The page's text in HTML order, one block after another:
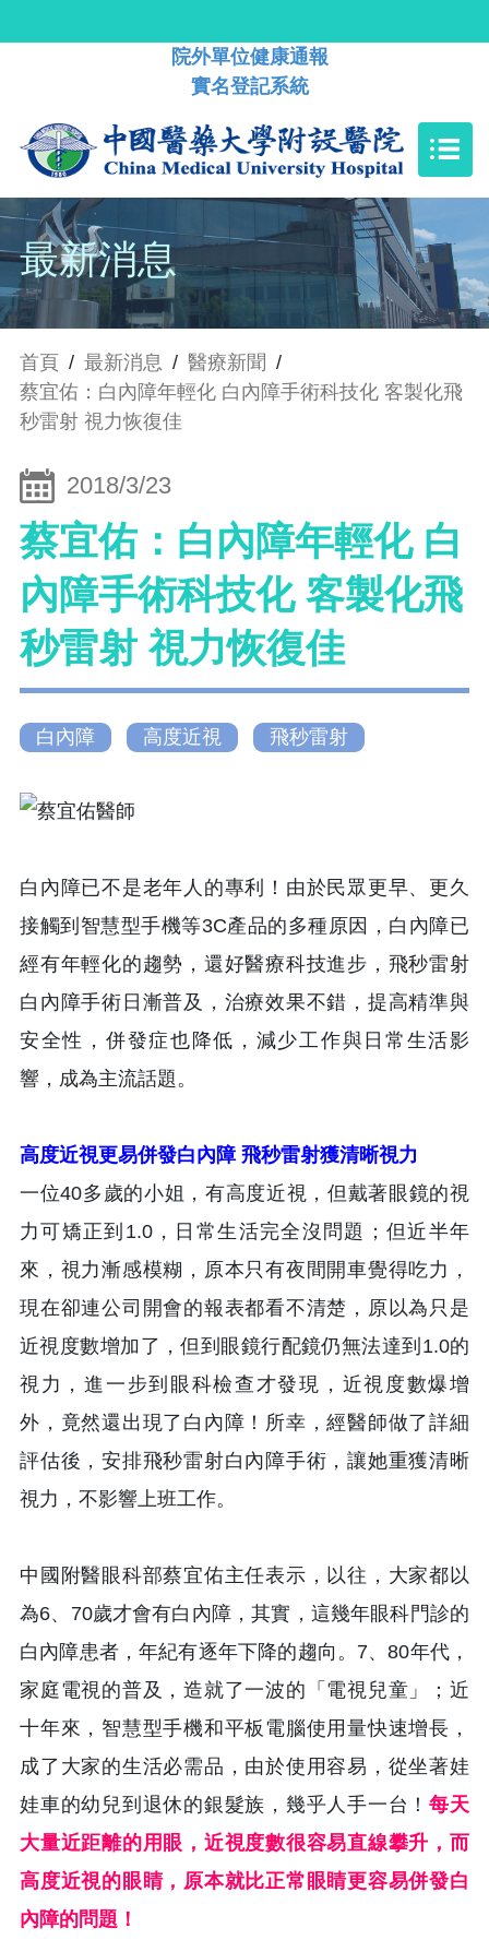
院外單位健康通報
實名登記系統
最新消息
首頁 / 最新消息 / 醫療新聞 /
蔡宜佑：白內障年輕化 白內障手術科技化 客製化飛
秒雷射 視力恢復佳
2018/3/23
蔡宜佑：白內障年輕化 白
內障手術科技化 客製化飛
秒雷射 視力恢復佳
白內障 高度近視 飛秒雷射
白內障已不是老年人的專利！由於民眾更早、更久
接觸到智慧型手機等3C產品的多種原因，白內障已
經有年輕化的趨勢，還好醫療科技進步，飛秒雷射
白內障手術日漸普及，治療效果不錯，提高精準與
安全性，併發症也降低，減少工作與日常生活影
響，成為主流話題。
高度近視更易併發白內障 飛秒雷射獲清晰視力
一位40多歲的小姐，有高度近視，但戴著眼鏡的視
力可矯正到1.0，日常生活完全沒問題；但近半年
來，視力漸感模糊，原本只有夜間開車覺得吃力，
現在卻連公司開會的報表都看不清楚，原以為只是
近視度數增加了，但到眼鏡行配鏡仍無法達到1.0的
視力，進一步到眼科檢查才發現，近視度數爆增
外，竟然還出現了白內障！所幸，經醫師做了詳細
評估後，安排飛秒雷射白內障手術，讓她重獲清晰
視力，不影響上班工作。
中國附醫眼科部蔡宜佑主任表示，以往，大家都以
為6、70歲才會有白內障，其實，這幾年眼科門診的
白內障患者，年紀有逐年下降的趨向。7、80年代，
家庭電視的普及，造就了一波的「電視兒童」；近
十年來，智慧型手機和平板電腦使用量快速增長，
成了大家的生活必需品，由於使用容易，從坐著娃
娃車的幼兒到退休的銀髮族，幾乎人手一台！每天
大量近距離的用眼，近視度數很容易直線攀升，而
高度近視的眼睛，原本就比正常眼睛更容易併發白
內障的問題！